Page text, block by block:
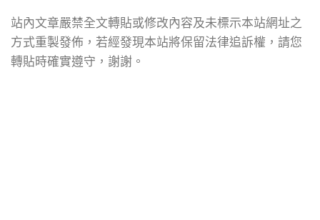
站內文章嚴禁全文轉貼或修改內容及未標示本站網址之
方式重製發佈，若經發現本站將保留法律追訴權，請您
轉貼時確實遵守，謝謝。